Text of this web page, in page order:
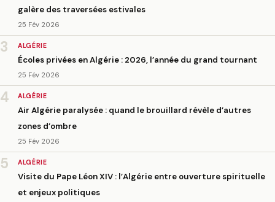
galère des traversées estivales
25 Fév 2026
3 ALGÉRIE
Écoles privées en Algérie : 2026, l’année du grand tournant
25 Fév 2026
4 ALGÉRIE
Air Algérie paralysée : quand le brouillard révèle d’autres
zones d’ombre
25 Fév 2026
5 ALGÉRIE
Visite du Pape Léon XIV : l’Algérie entre ouverture spirituelle
et enjeux politiques